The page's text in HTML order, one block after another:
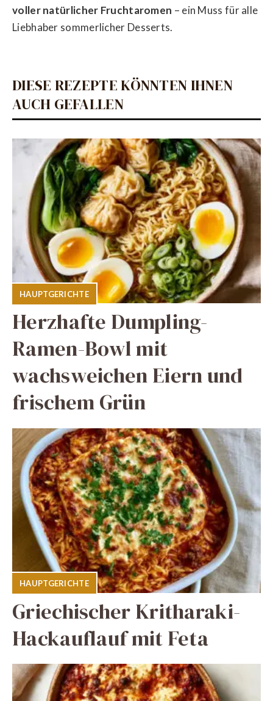
voller natürlicher Fruchtaromen – ein Muss für alle
Liebhaber sommerlicher Desserts.
DIESE REZEPTE KÖNNTEN IHNEN
AUCH GEFALLEN
HAUPTGERICHTE
Herzhafte Dumpling-
Ramen-Bowl mit
wachsweichen Eiern und
frischem Grün
HAUPTGERICHTE
Griechischer Kritharaki-
Hackauflauf mit Feta